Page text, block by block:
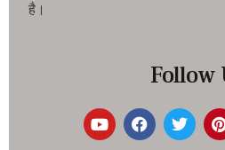
है।
Follow